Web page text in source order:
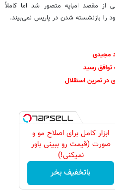
از مقصد امباپه متصور شد اما کاملاً
بازنشسته شدن در پاریس نمی‌بیند.
مجیدی
توافق رسید
در تمرین استقلال
ابزار کامل برای اصلاح مو و
صورت (قیمت رو ببینی باور
نمیکنی!)
باتخفیف بخر